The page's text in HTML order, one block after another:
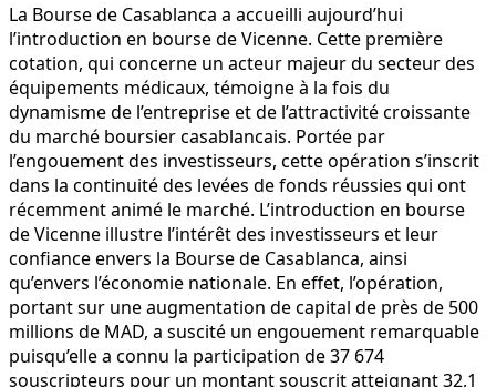
La Bourse de Casablanca a accueilli aujourd’hui
l’introduction en bourse de Vicenne. Cette première
cotation, qui concerne un acteur majeur du secteur des
équipements médicaux, témoigne à la fois du
dynamisme de l’entreprise et de l’attractivité croissante
du marché boursier casablancais. Portée par
l’engouement des investisseurs, cette opération s’inscrit
dans la continuité des levées de fonds réussies qui ont
récemment animé le marché. L’introduction en bourse
de Vicenne illustre l’intérêt des investisseurs et leur
confiance envers la Bourse de Casablanca, ainsi
qu’envers l’économie nationale. En effet, l’opération,
portant sur une augmentation de capital de près de 500
millions de MAD, a suscité un engouement remarquable
puisqu’elle a connu la participation de 37 674
souscripteurs pour un montant souscrit atteignant 32,1